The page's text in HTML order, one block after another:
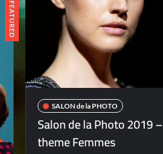
FEATURED
SALON de la PHOTO
Salon de la Photo 2019 –
theme Femmes